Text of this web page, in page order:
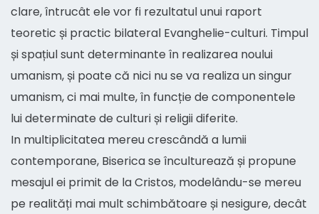
clare, întrucât ele vor fi rezultatul unui raport
teoretic și practic bilateral Evanghelie-culturi. Timpul
și spațiul sunt determinante în realizarea noului
umanism, și poate că nici nu se va realiza un singur
umanism, ci mai multe, în funcție de componentele
lui determinate de culturi și religii diferite.
In multiplicitatea mereu crescândă a lumii
contemporane, Biserica se înculturează și propune
mesajul ei primit de la Cristos, modelându-se mereu
pe realități mai mult schimbătoare și nesigure, decât